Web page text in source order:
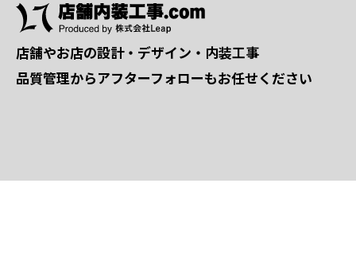
店舗やお店の設計・デザイン・内装工事
品質管理からアフターフォローもお任せください